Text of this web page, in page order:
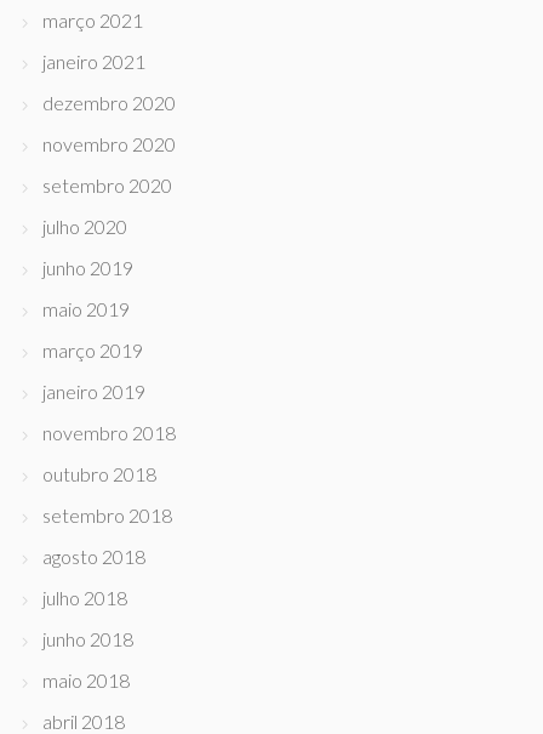
março 2021
janeiro 2021
dezembro 2020
novembro 2020
setembro 2020
julho 2020
junho 2019
maio 2019
março 2019
janeiro 2019
novembro 2018
outubro 2018
setembro 2018
agosto 2018
julho 2018
junho 2018
maio 2018
abril 2018